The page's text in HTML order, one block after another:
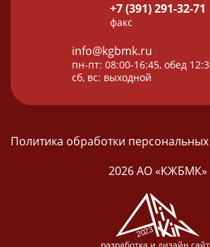
+7 (391) 291-32-71
факс
info@kgbmk.ru
пн-пт: 08:00-16:45, обед
сб, вс: выходной
Политика обработки
2026 АО «КЖБМК»
разработка и дизайн